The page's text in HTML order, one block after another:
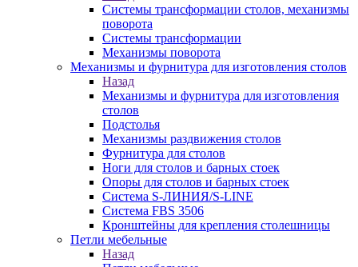
Системы трансформации столов, механизмы
поворота
Системы трансформации
Механизмы поворота
Механизмы и фурнитура для изготовления столов
Назад
Механизмы и фурнитура для изготовления
столов
Подстолья
Механизмы раздвижения столов
Фурнитура для столов
Ноги для столов и барных стоек
Опоры для столов и барных стоек
Система S-ЛИНИЯ/S-LINE
Система FBS 3506
Кронштейны для крепления столешницы
Петли мебельные
Назад